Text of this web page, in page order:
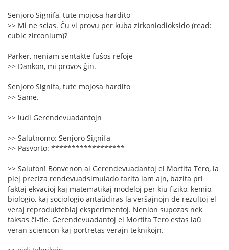
Senjoro Signifa, tute mojosa hardito
>> Mi ne scias. Ĉu vi provu per kuba zirkoniodioksido (read:
cubic zirconium)?
Parker, neniam sentakte fuŝos refoje
>> Dankon, mi provos ĝin.
Senjoro Signifa, tute mojosa hardito
>> Same.
>> ludi Gerendevuadantojn
>> Salutnomo: Senjoro Signifa
>> Pasvorto: ******************
>> Saluton! Bonvenon al Gerendevuadantoj el Mortita Tero, la
plej preciza rendevuadsimulado farita iam ajn, bazita pri
faktaj ekvacioj kaj matematikaj modeloj per kiu fiziko, kemio,
biologio, kaj sociologio antaŭdiras la verŝajnojn de rezultoj el
veraj reprodukteblaj eksperimentoj. Nenion supozas nek
taksas ĉi-tie. Gerendevuadantoj el Mortita Tero estas laŭ
veran sciencon kaj portretas verajn teknikojn.